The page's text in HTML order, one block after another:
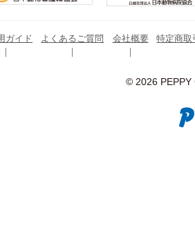
ガイド よくあるご質問 会社概要 特定商取
© 2026 PEPPY